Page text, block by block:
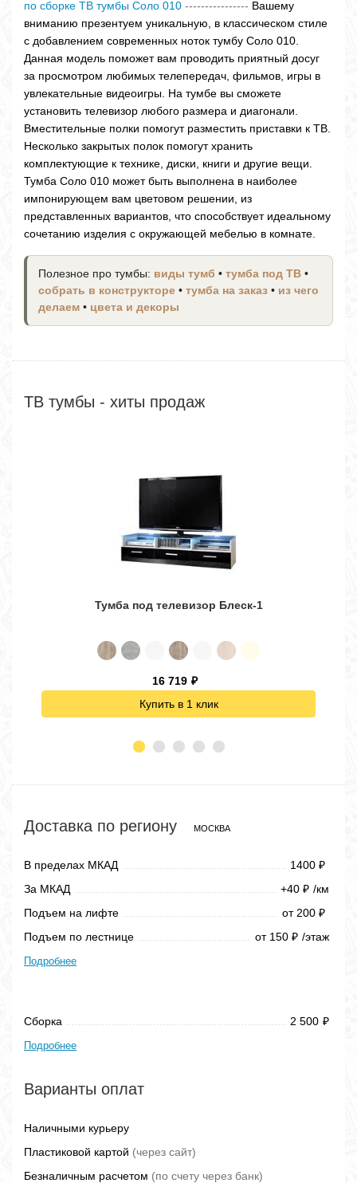
по сборке ТВ тумбы Соло 010 ---------------- Вашему
вниманию презентуем уникальную, в классическом стиле
с добавлением современных ноток тумбу Соло 010.
Данная модель поможет вам проводить приятный досуг
за просмотром любимых телепередач, фильмов, игры в
увлекательные видеоигры. На тумбе вы сможете
установить телевизор любого размера и диагонали.
Вместительные полки помогут разместить приставки к ТВ.
Несколько закрытых полок помогут хранить
комплектующие к технике, диски, книги и другие вещи.
Тумба Соло 010 может быть выполнена в наиболее
импонирующем вам цветовом решении, из
представленных вариантов, что способствует идеальному
сочетанию изделия с окружающей мебелью в комнате.
Полезное про тумбы: виды тумб • тумба под ТВ •
собрать в конструкторе • тумба на заказ • из чего
делаем • цвета и декоры
ТВ тумбы - хиты продаж
Тумба под телевизор Блеск-1
16 719 ₽
Купить в 1 клик
Доставка по региону МОСКВА
В пределах МКАД 1400 ₽
За МКАД +40 ₽ /км
Подъем на лифте
от 200 ₽
Подъем по лестнице от 150 ₽ /этаж
Подробнее
Сборка 2 500 ₽
Подробнее
Варианты оплат
Наличными курьеру
Пластиковой картой (через сайт)
Безналичным расчетом (по счету через банк)